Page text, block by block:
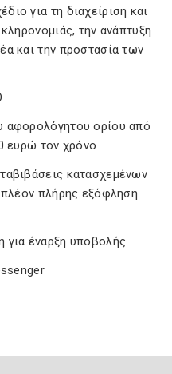
για τη διαχείριση και
την ανάπτυξη
και την προστασία των
αφορολόγητου ορίου από
ευρώ τον χρόνο
κατασχεμένων
πλέον πλήρης εξόφληση
έναρξη υποβολής